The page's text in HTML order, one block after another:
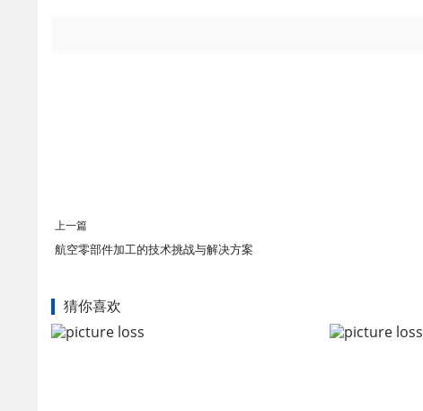
上一篇
航空零部件加工的技术挑战与解决方案
猜你喜欢